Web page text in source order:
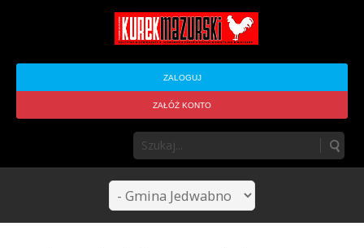
ZALOGUJ
ZAŁÓŻ KONTO